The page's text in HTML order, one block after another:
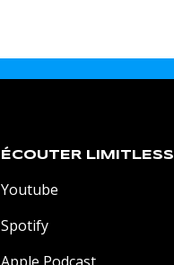
ÉCOUTER LIMITLESS
Youtube
Spotify